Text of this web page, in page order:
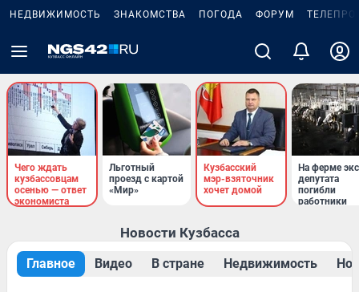
НЕДВИЖИМОСТЬ ЗНАКОМСТВА ПОГОДА ФОРУМ
Чего ждать
кузбассовцам
осенью — ответ
экономиста
Льготный
проезд с картой
«Мир»
Кузбасский
мэр-взяточник
хочет домой
На ферме
депутата
погибли
работники
Новости Кузбасса
Главное Видео В стране Недвижимость